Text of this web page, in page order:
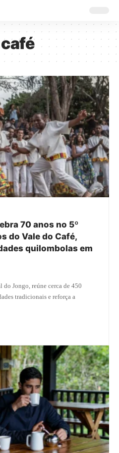
70 anos no 5º
do Vale do Café,
quilombolas em
Jongo, reúne cerca de 450
tradicionais e reforça a